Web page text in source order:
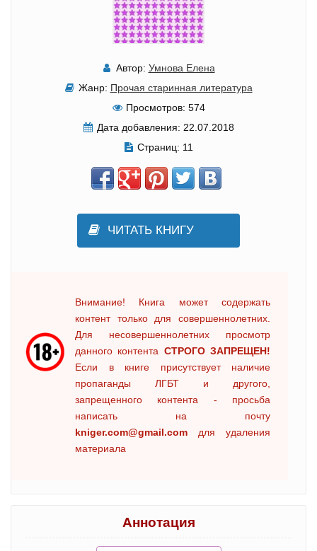
Автор: Умнова Елена
Жанр: Прочая старинная литература
Просмотров: 574
Дата добавления: 22.07.2018
Страниц: 11
ЧИТАТЬ КНИГУ
Внимание! Книга может содержать
контент только для совершеннолетних.
Для несовершеннолетних просмотр
данного контента СТРОГО ЗАПРЕЩЕН!
Если в книге присутствует наличие
пропаганды ЛГБТ и другого,
запрещенного контента - просьба
написать на почту
kniger.com@gmail.com для удаления
материала
Аннотация